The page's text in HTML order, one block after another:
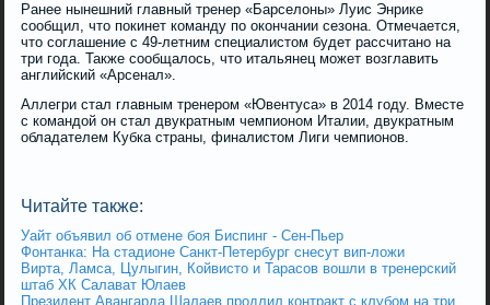
Ранее нынешний главный тренер «Барселоны» Луис Энрике
сообщил, что покинет команду по окончании сезона. Отмечается,
что соглашение с 49-летним специалистом будет рассчитано на
три года. Также сообщалось, что итальянец может возглавить
английский «Арсенал».
Аллегри стал главным тренером «Ювентуса» в 2014 году. Вместе
с командой он стал двукратным чемпионом Италии, двукратным
обладателем Кубка страны, финалистом Лиги чемпионов.
Читайте также:
Уайт объявил об отмене боя Биспинг - Сен-Пьер
Фонтанка: На стадионе Санкт-Петербург снесут вип-ложи
Вирта, Ламса, Цулыгин, Койвисто и Тарасов вошли в тренерский
штаб ХК Салават Юлаев
Президент Авангарда Шалаев продлил контракт с клубом на три